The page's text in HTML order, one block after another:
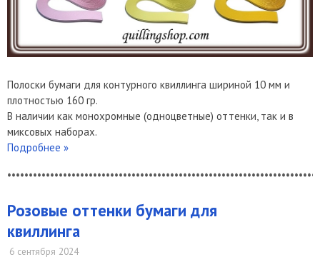
Полоски бумаги для контурного квиллинга шириной 10 мм и
плотностью 160 гр.
В наличии как монохромные (одноцветные) оттенки, так и в
миксовых наборах.
Подробнее »
Розовые оттенки бумаги для
квиллинга
6 сентября 2024